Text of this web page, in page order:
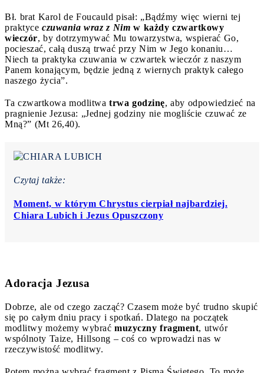
Bł. brat Karol de Foucauld pisał: „Bądźmy więc wierni tej
praktyce czuwania wraz z Nim w każdy czwartkowy
wieczór, by dotrzymywać Mu towarzystwa, wspierać Go,
pocieszać, całą duszą trwać przy Nim w Jego konaniu…
Niech ta praktyka czuwania w czwartek wieczór z naszym
Panem konającym, będzie jedną z wiernych praktyk całego
naszego życia”.
Ta czwartkowa modlitwa trwa godzinę, aby odpowiedzieć na
pragnienie Jezusa: „Jednej godziny nie mogliście czuwać ze
Mną?” (Mt 26,40).
Czytaj także:
Moment, w którym Chrystus cierpiał najbardziej.
Chiara Lubich i Jezus Opuszczony
Adoracja Jezusa
Dobrze, ale od czego zacząć? Czasem może być trudno skupić
się po całym dniu pracy i spotkań. Dlatego na początek
modlitwy możemy wybrać muzyczny fragment, utwór
wspólnoty Taize, Hillsong – coś co wprowadzi nas w
rzeczywistość modlitwy.